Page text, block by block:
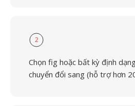
2
Chọn fig hoặc bất kỳ định
chuyển đổi sang (hỗ trợ hơn